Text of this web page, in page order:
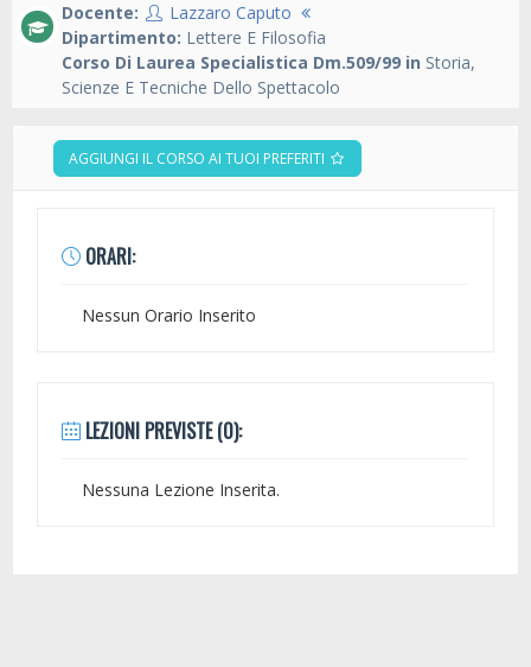
Docente:
Lazzaro Caputo
Dipartimento: Lettere E Filosofia
Corso Di Laurea Specialistica Dm.509/99 in Storia,
Scienze E Tecniche Dello Spettacolo
AGGIUNGI IL CORSO AI TUOI PREFERITI
ORARI:
Nessun Orario Inserito
LEZIONI PREVISTE (0):
Nessuna Lezione Inserita.